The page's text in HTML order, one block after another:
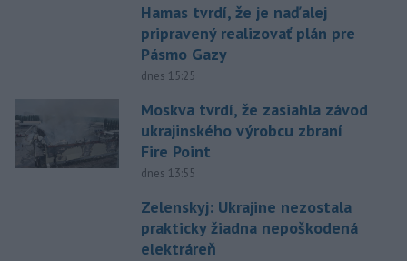
Hamas tvrdí, že je naďalej
pripravený realizovať plán pre
Pásmo Gazy
dnes 15:25
Moskva tvrdí, že zasiahla závod
ukrajinského výrobcu zbraní
Fire Point
dnes 13:55
Zelenskyj: Ukrajine nezostala
prakticky žiadna nepoškodená
elektráreň